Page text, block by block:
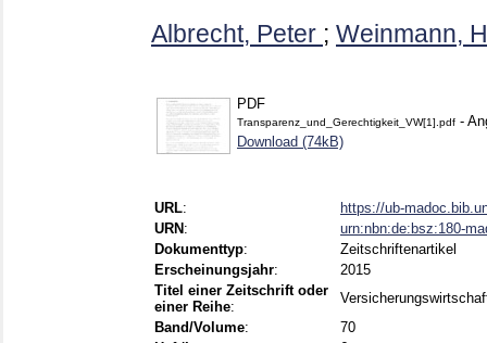
Albrecht, Peter ; Weinmann,
PDF
Transparenz_und_Gerechtigkeit_VW[1].pdf -
Download (74kB)
URL:
https://ub-
URN :
urn:nbn:de:bsz:180-
Dokumenttyp:
Zeitschriftenartikel
Erscheinungsjahr:
2015
Titel einer Zeitschrift oder
einer Reihe:
Band/Volume:
70